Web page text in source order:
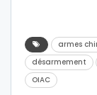
armes
désarmement
OIAC